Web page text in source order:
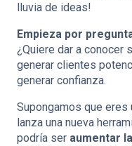
lluvia de ideas!
Empieza por
¿Quiere dar a conocer
generar clientes
generar confianza.
Supongamos que eres
lanza una nueva
podría ser aumentar